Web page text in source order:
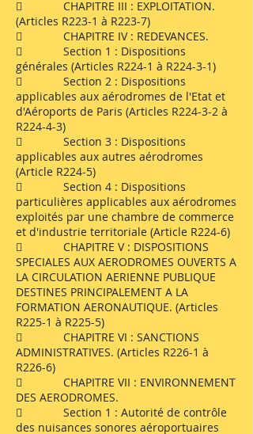
 CHAPITRE III : EXPLOITATION.
(Articles R223-1 à R223-7)
 CHAPITRE IV : REDEVANCES.
 Section 1 : Dispositions
générales (Articles R224-1 à R224-3-1)
 Section 2 : Dispositions
applicables aux aérodromes de l'Etat et
d'Aéroports de Paris (Articles R224-3-2 à
R224-4-3)
 Section 3 : Dispositions
applicables aux autres aérodromes
(Article R224-5)
 Section 4 : Dispositions
particulières applicables aux aérodromes
exploités par une chambre de commerce
et d'industrie territoriale (Article R224-6)
 CHAPITRE V : DISPOSITIONS
SPECIALES AUX AERODROMES OUVERTS A
LA CIRCULATION AERIENNE PUBLIQUE
DESTINES PRINCIPALEMENT A LA
FORMATION AERONAUTIQUE. (Articles
R225-1 à R225-5)
 CHAPITRE VI : SANCTIONS
ADMINISTRATIVES. (Articles R226-1 à
R226-6)
 CHAPITRE VII : ENVIRONNEMENT
DES AERODROMES.
 Section 1 : Autorité de contrôle
des nuisances sonores aéroportuaires